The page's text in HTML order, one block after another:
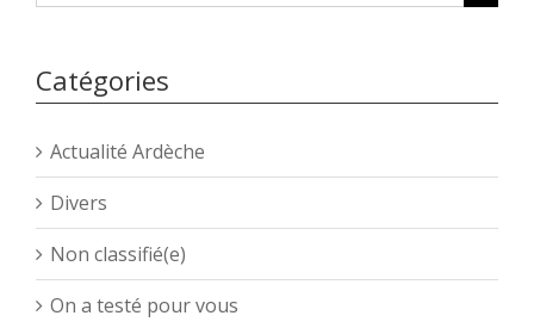
Catégories
Actualité Ardèche
Divers
Non classifié(e)
On a testé pour vous